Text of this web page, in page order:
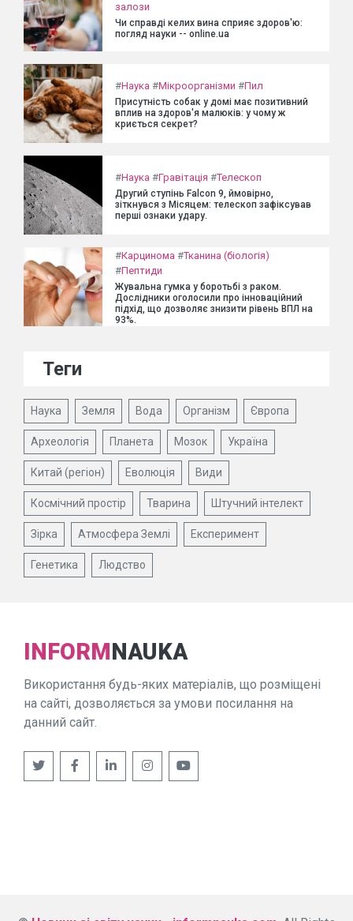
залози
Чи справді келих вина сприяє здоров'ю:
погляд науки -- online.ua
#Наука #Мікроорганізми #Пил
Присутність собак у домі має позитивний
вплив на здоров'я малюків: у чому ж
криється секрет?
#Наука #Гравітація #Телескоп
Другий ступінь Falcon 9, ймовірно,
зіткнувся з Місяцем: телескоп зафіксував
перші ознаки удару.
#Карцинома #Тканина (біологія)
#Пептиди
Жувальна гумка у боротьбі з раком.
Дослідники оголосили про інноваційний
підхід, що дозволяє знизити рівень ВПЛ на
93%.
Теги
Наука Земля Вода Організм Європа
Археологія Планета Мозок Україна
Китай (регіон) Еволюція Види
Космічний простір Тварина Штучний інтелект
Зірка Атмосфера Землі Експеримент
Генетика Людство
INFORMNAUKA
Використання будь-яких матеріалів, що розміщені
на сайті, дозволяється за умови посилання на
данний сайт.